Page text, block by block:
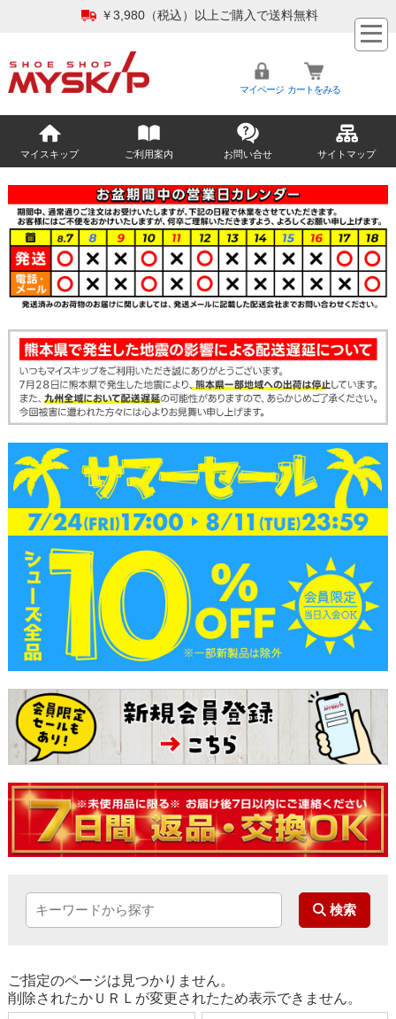
￥3,980（税込）以上ご購入で送料無料
マイページ カートをみる
マイスキップ ご利用案内 お問い合せ サイトマップ
ご指定のページは見つかりません。
削除されたかＵＲＬが変更されたため表示できません。